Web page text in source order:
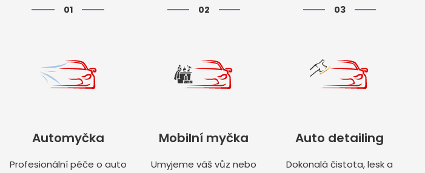
01
Automyčka
Profesionální péče o auto
02
Mobilní myčka
Umyjeme váš vůz nebo
03
Auto detailing
Dokonalá čistota, lesk a